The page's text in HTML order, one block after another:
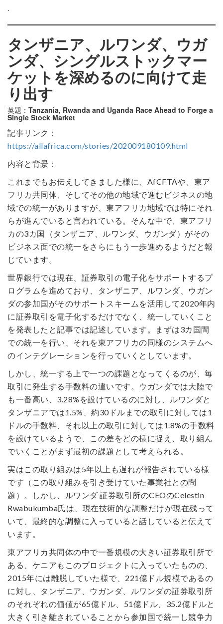
.
タンザニア、ルワンダ、ウガ
ンダ、シングルストックマー
ケットを深めるのに向けて走
り出す
英題： Tanzania, Rwanda and Uganda Race Ahead to Forge a
Single Stock Market
記事リンク：
https://allafrica.com/stories/202009180109.html
内容と背景：
これまでもお伝えしてきました様に、AfCFTAや、東ア
フリカ共同体、そしてその他の地域で進むビジネスの地
域での統一がありますが、東アフリカ地域では特にそれ
らが進んでいると言われている。そんな中で、東アフリ
カの3カ国（タンザニア、ルワンダ、ウガンダ）がその
ビジネス面での統一をさらにもう一歩進めるようだと報
じています。
世界銀行では現在、証券取引の電子化をサポートするプ
ログラムを進めており、タンザニア、ルワンダ、ウガン
ダの参加国がそのサポートスキームを活用して2020年内
に証券取引を電子化するだけでなく、統一していくこと
を発表したと記事では記述しています。まずは3カ国間
での統一を行い、それを東アフリカの同様のシステムへ
のインテグレーションを行っていくとしています。
しかし、統一する上で一つの課題となってくるのが、毎
取引に発生する手数料の違いです。ウガンダでは大陸で
も一番高い、3.28%を設けているのに対し、ルワンダと
タンザニアでは1.5%、約30ドルまでの取引に対しては1
ドルの手数料、それ以上の取引に対しては1.8%の手数料
を設けているようで、この差をどの様に捉え、取り組ん
でいくことがまず最初の課題として考えられる。
実はこの取り組みは5年以上も遅れが報告されている様
です（この取り組みを引き受けていた事業社との問
題）。しかし、ルワンダ 証券取引所のCEOのCelestin
Rwabukumba氏は、現在技術的な調整だけが現在残って
いて、最終的な調整に入っていると話していると伝えて
います。
東アフリカ共同体の中で一番規模の大きい証券取引所で
ある、ケニアもこのプロジェクトに入っていたものの、
2015年には離脱していた様で、221億ドル規模であるの
に対し、タンザニア、ウガンダ、ルワンダの証券取引所
のそれぞれの価値が65億ドル、51億ドル、35.2億ドルと
大きく引き離されていることから参加国で統一し競争力